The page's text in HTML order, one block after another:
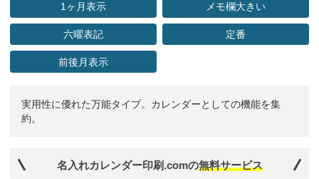
1ヶ月表示 メモ欄大きい
六曜表記 定番
前後月表示
実用性に優れた万能タイプ。カレンダーとしての機能を集
約。
名入れカレンダー印刷.comの無料サービス